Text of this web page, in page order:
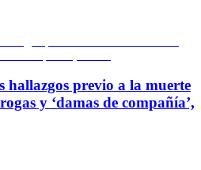
hallazgos previo a la muerte
y ‘damas de compañía’,